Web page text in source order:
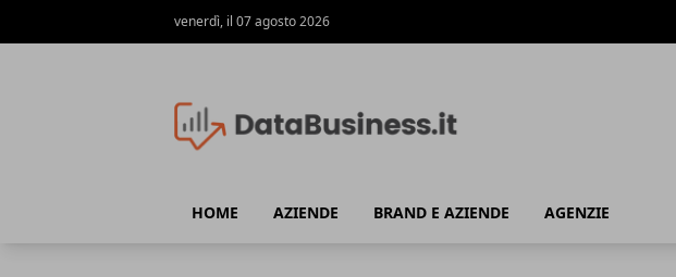
venerdì, il 07 agosto 2026
HOME AZIENDE BRAND E AZIENDE AGENZIE